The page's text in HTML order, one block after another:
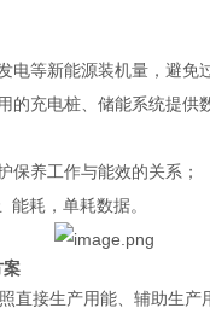
电等新能源装机量，避免
的充电桩、储能系统提供
保养工作与能效的关系；
耗，单耗数据。
案
直接生产用能、辅助生产